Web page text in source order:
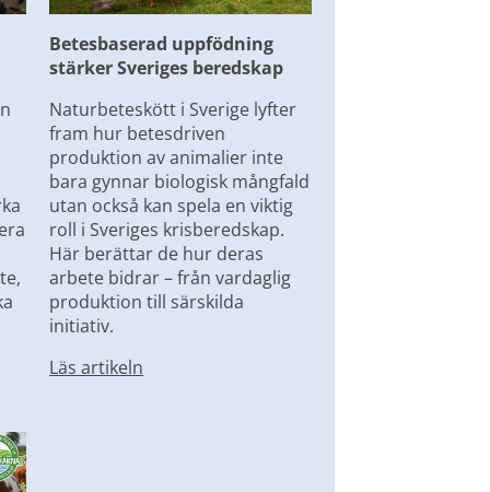
Betesbaserad uppfödning
stärker Sveriges beredskap
Naturbeteskött i Sverige lyfter
fram hur betesdriven
produktion av animalier inte
bara gynnar biologisk mångfald
utan också kan spela en viktig
roll i Sveriges krisberedskap.
Här berättar de hur deras
arbete bidrar – från vardaglig
produktion till särskilda
initiativ.
Läs artikeln